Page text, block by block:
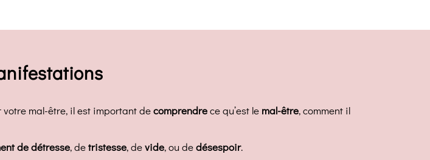
votre mal-être, il est important decomprendrece qu’est le mal-être, comment il
de détresse, detristesse, devide, ou dedésespoir.